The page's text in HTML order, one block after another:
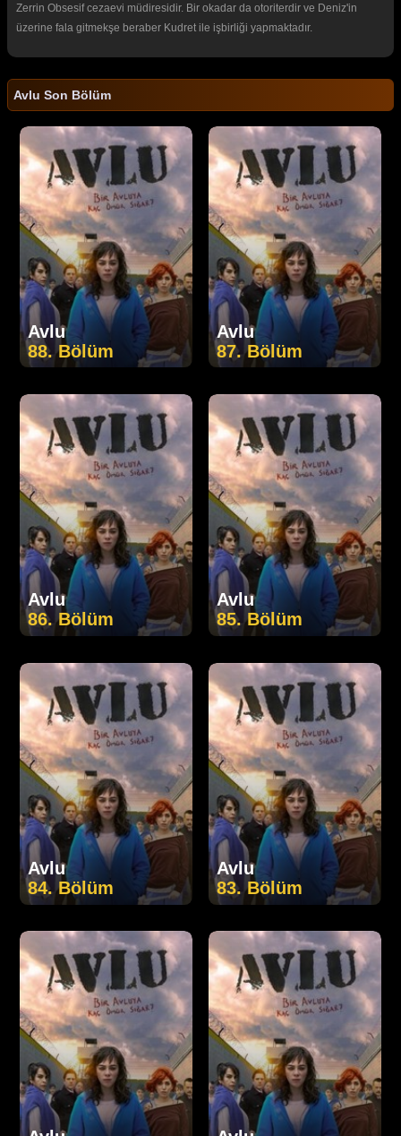
Zerrin Obsesif cezaevi müdiresidir. Bir okadar da otoriterdir ve Deniz'in
üzerine fala gitmekşe beraber Kudret ile işbirliği yapmaktadır.
Avlu Son Bölüm
Avlu
88. Bölüm
Avlu
87. Bölüm
Avlu
86. Bölüm
Avlu
85. Bölüm
Avlu
84. Bölüm
Avlu
83. Bölüm